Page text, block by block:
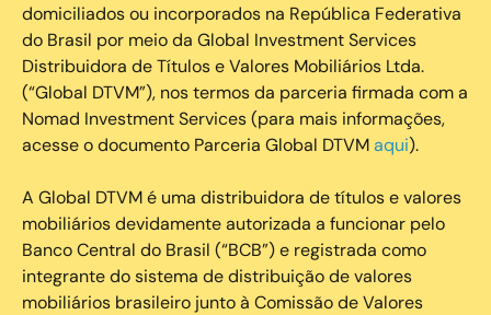
domiciliados ou incorporados na República Federativa
do Brasil por meio da Global Investment Services
Distribuidora de Títulos e Valores Mobiliários Ltda.
(“Global DTVM”), nos termos da parceria firmada com a
Nomad Investment Services (para mais informações,
acesse o documento Parceria Global DTVMaqui).
A Global DTVM é uma distribuidora de títulos e valores
mobiliários devidamente autorizada a funcionar pelo
Banco Central do Brasil (“BCB”) e registrada como
integrante do sistema de distribuição de valores
mobiliários brasileiro junto à Comissão de Valores